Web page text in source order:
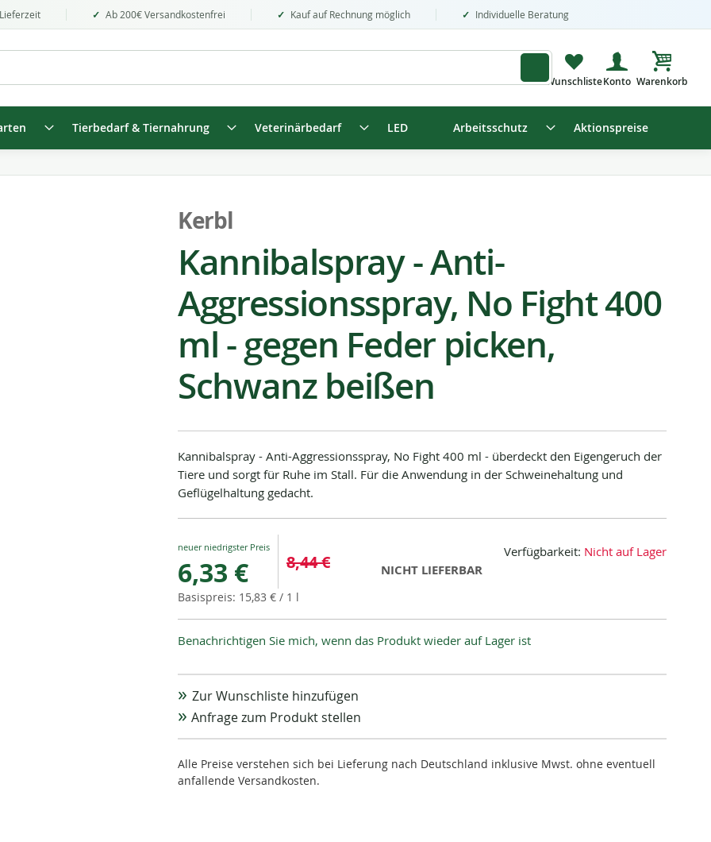
Ab 200€ Versandkostenfrei Kauf auf Rechnung möglich Individuelle Beratung
Mein
Tierbedarf & Tiernahrung Veterinärbedarf LED Arbeitsschutz Aktionspreise
Kerbl
Kannibalspray - Anti-
Aggressionsspray, No Fight 400
ml - gegen Feder picken,
Schwanz beißen
Kannibalspray - Anti-Aggressionsspray, No Fight 400 ml - überdeckt den Eigengeruch der
Tiere und sorgt für Ruhe im Stall. Für die Anwendung in der Schweinehaltung und
Geflügelhaltung gedacht.
Special
Price
6,33 € 8,44 €
15,83 € / 1 l
Verfügbarkeit: Nicht auf Lager
NICHT LIEFERBAR
Benachrichtigen Sie mich, wenn das Produkt wieder auf Lager ist
Zur Wunschliste hinzufügen
Anfrage zum Produkt stellen
Alle Preise verstehen sich bei Lieferung nach Deutschland inklusive Mwst. ohne eventuell
anfallende Versandkosten.